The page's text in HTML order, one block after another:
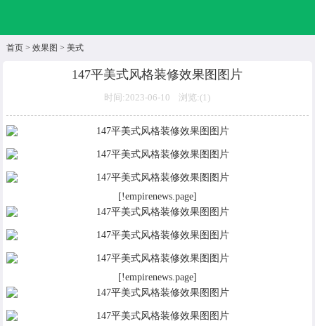
首页> 效果图 > 美式
147平美式风格装修效果图图片
时间:2023-06-10 浏览:(1)
[!empirenews.page]
[!empirenews.page]